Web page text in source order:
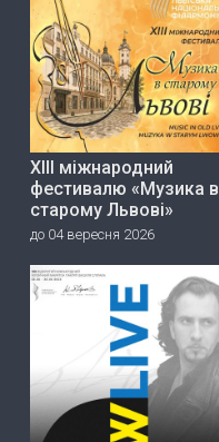
ХІІІ міжнародний
фестивалю «Музика в
старому Львові»
до 04 вересня 2026